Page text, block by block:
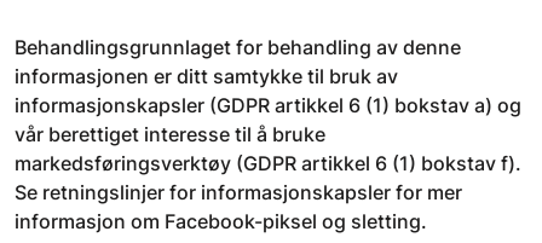
Behandlingsgrunnlaget for behandling av denne
informasjonen er ditt samtykke til bruk av
informasjonskapsler (GDPR artikkel 6 (1) bokstav a) og
vår berettiget interesse til å bruke
markedsføringsverktøy (GDPR artikkel 6 (1) bokstav f).
Se retningslinjer for informasjonskapsler for mer
informasjon om Facebook-piksel og sletting.